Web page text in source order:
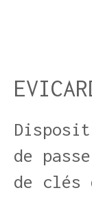
de
de clés